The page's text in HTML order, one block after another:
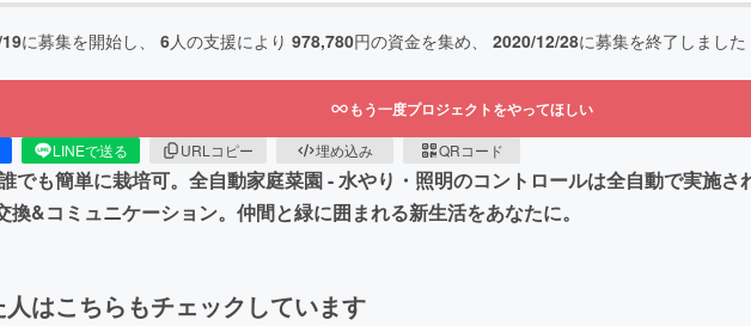
に募集を開始し、 6人の支援により 978,780円の資金を集め、 2020/12/28に募集を終了しました
もう一度プロジェクトをやってほしい
LINEで送る URLコピー 埋め込み QRコード
でも簡単に栽培可。全自動家庭菜園 - 水やり・照明のコントロールは全自動で実施
&コミュニケーション。仲間と緑に囲まれる新生活をあなたに。
はこちらもチェックしています